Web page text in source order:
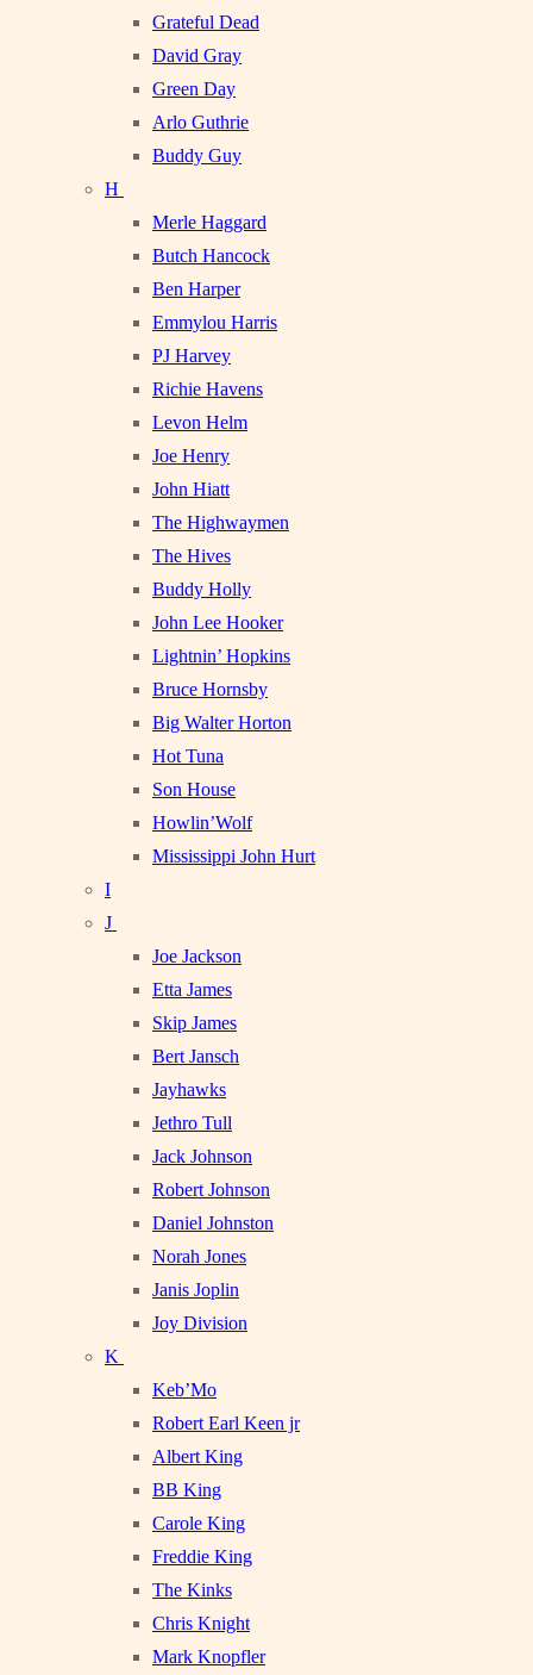
Grateful Dead
David Gray
Green Day
Arlo Guthrie
Buddy Guy
H
Merle Haggard
Butch Hancock
Ben Harper
Emmylou Harris
PJ Harvey
Richie Havens
Levon Helm
Joe Henry
John Hiatt
The Highwaymen
The Hives
Buddy Holly
John Lee Hooker
Lightnin’ Hopkins
Bruce Hornsby
Big Walter Horton
Hot Tuna
Son House
Howlin’Wolf
Mississippi John Hurt
I
J
Joe Jackson
Etta James
Skip James
Bert Jansch
Jayhawks
Jethro Tull
Jack Johnson
Robert Johnson
Daniel Johnston
Norah Jones
Janis Joplin
Joy Division
K
Keb’Mo
Robert Earl Keen jr
Albert King
BB King
Carole King
Freddie King
The Kinks
Chris Knight
Mark Knopfler